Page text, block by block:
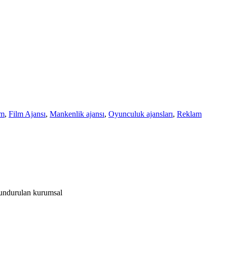
, Film Ajansı, Mankenlik ajansı, Oyunculuk ajansları, Reklam
kurumsal